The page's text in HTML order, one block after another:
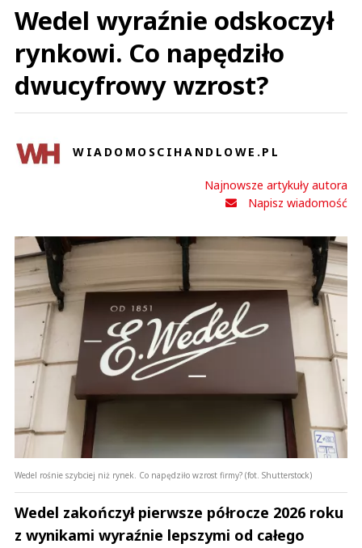
Wedel wyraźnie odskoczył
rynkowi. Co napędziło
dwucyfrowy wzrost?
WIADOMOSCIHANDLOWE.PL
Najnowsze artykuły autora
Napisz wiadomość
Wedel rośnie szybciej niż rynek. Co napędziło wzrost firmy? (fot. Shutterstock)
Wedel zakończył pierwsze półrocze 2026 roku
z wynikami wyraźnie lepszymi od całego